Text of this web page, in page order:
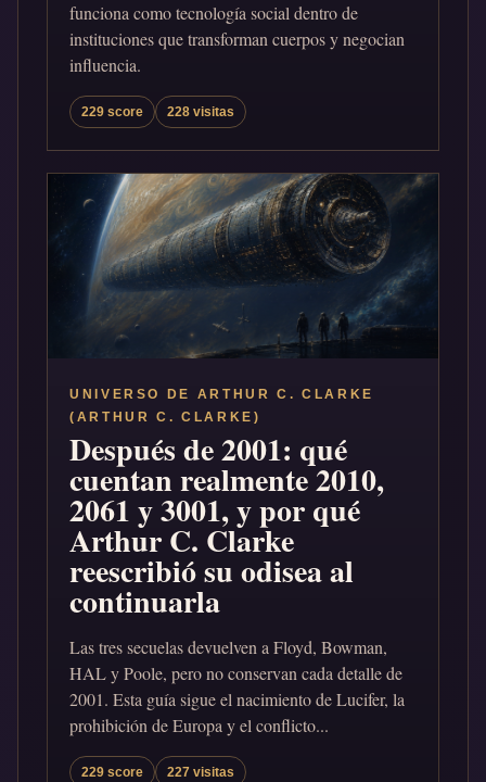
funciona como tecnología social dentro de
instituciones que transforman cuerpos y negocian
influencia.
229 score 228 visitas
UNIVERSO DE ARTHUR C. CLARKE
(ARTHUR C. CLARKE)
Después de 2001: qué
cuentan realmente 2010,
2061 y 3001, y por qué
Arthur C. Clarke
reescribió su odisea al
continuarla
Las tres secuelas devuelven a Floyd, Bowman,
HAL y Poole, pero no conservan cada detalle de
2001. Esta guía sigue el nacimiento de Lucifer, la
prohibición de Europa y el conflicto...
229 score 227 visitas